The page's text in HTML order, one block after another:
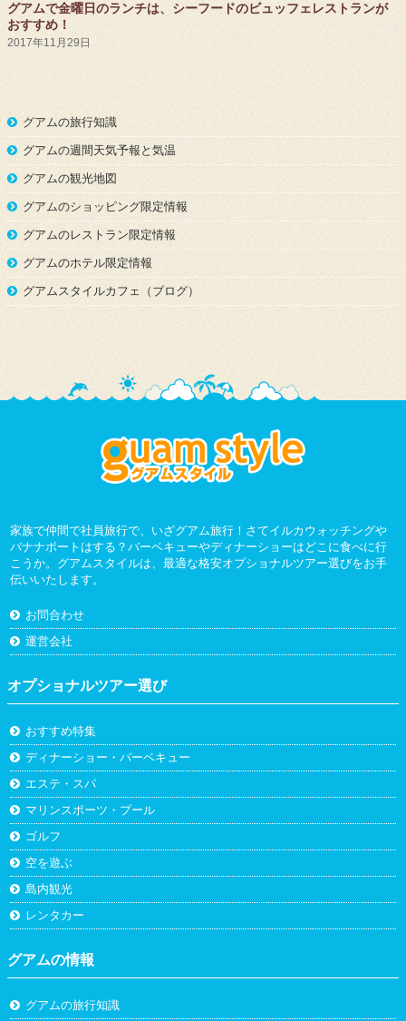
グアムで金曜日のランチは、シーフードのビュッフェレストランが
おすすめ！
2017年11月29日
グアムの旅行知識
グアムの週間天気予報と気温
グアムの観光地図
グアムのショッピング限定情報
グアムのレストラン限定情報
グアムのホテル限定情報
グアムスタイルカフェ（ブログ）
家族で仲間で社員旅行で、いざグアム旅行！さてイルカウォッチングや
バナナボートはする？バーベキューやディナーショーはどこに食べに行
こうか。グアムスタイルは、最適な格安オプショナルツアー選びをお手
伝いいたします。
お問合わせ
運営会社
オプショナルツアー選び
おすすめ特集
ディナーショー・バーベキュー
エステ・スパ
マリンスポーツ・プール
ゴルフ
空を遊ぶ
島内観光
レンタカー
グアムの情報
グアムの旅行知識